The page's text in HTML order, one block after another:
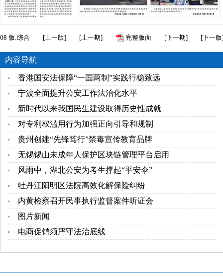
08 版:综合 [上一版] [上一期] 完整版面 [下一期] [下一版
内容导航
香港国安法保障“一国两制”实践行稳致远
宁波全面提升公安工作法治化水平
新时代以来我国民生建设取得历史性成就
对专利权滥用行为加强正向引导和规制
贵州创建“先锋笃行”禁毒宣传教育品牌
无锡锡山未成年人保护区块链管理平台启用
风雨中，湖北公安为考生撑起“平安伞”
牡丹江阳明区法院高效化解保险纠纷
内黄检察召开民事执行监督案件听证会
图片新闻
电商促销须严守法治底线